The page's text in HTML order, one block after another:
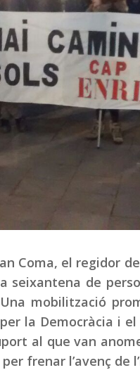
Coma, el regidor
seixantena de
mobilització
la Democràcia i
al que van
frenar l’avenç de